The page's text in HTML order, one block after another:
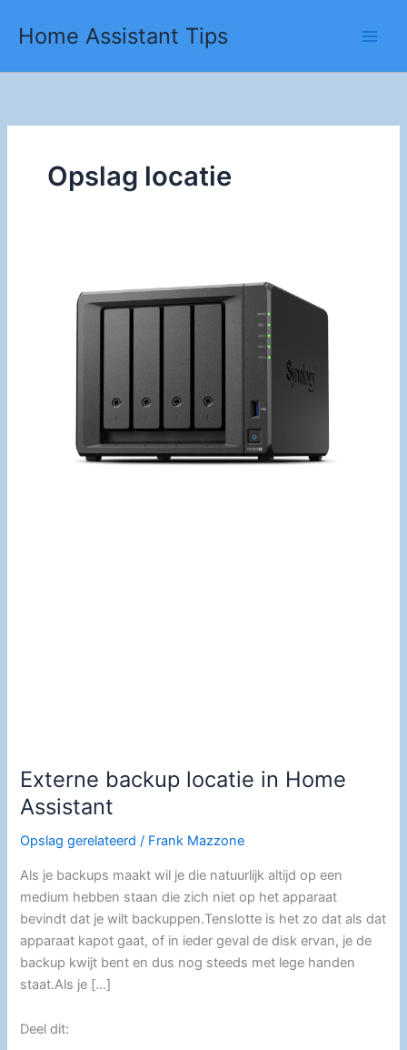
naar
inhoud
Home Assistant Tips
Opslag locatie
Externe backup locatie in Home
Assistant
Opslag gerelateerd / Frank Mazzone
Als je backups maakt wil je die natuurlijk altijd op een
medium hebben staan die zich niet op het apparaat
bevindt dat je wilt backuppen.Tenslotte is het zo dat als dat
apparaat kapot gaat, of in ieder geval de disk ervan, je de
backup kwijt bent en dus nog steeds met lege handen
staat.Als je […]
Deel dit: